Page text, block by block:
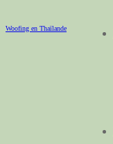
Woofing en Thaïlande